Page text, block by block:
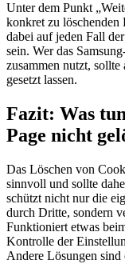
Unter dem Punkt
konkret zu löschenden
dabei auf jeden Fall
sein. Wer das
zusammen nutzt,
gesetzt lassen.
Fazit: Was
Page nicht
Das Löschen von
sinnvoll und sollte
schützt nicht nur die
durch Dritte, sondern
Funktioniert etwas
Kontrolle der
Andere Lösungen